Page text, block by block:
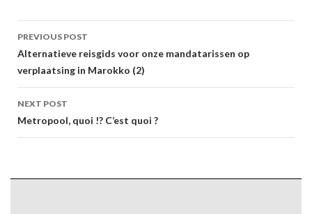
Post
navigation
PREVIOUS POST
Alternatieve reisgids voor onze mandatarissen op
verplaatsing in Marokko (2)
NEXT POST
Metropool, quoi !? C’est quoi ?